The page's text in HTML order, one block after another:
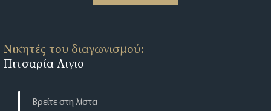
Νικητές του διαγωνισμού:
Πιτσαρία Αιγιο